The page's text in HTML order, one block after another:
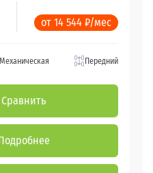
от 14 544 ₽/мес
Механическая Передний
Сравнить